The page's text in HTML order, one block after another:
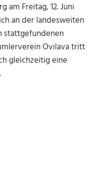
am Freitag, 12. Juni
an der landesweiten
stattgefundenen
Ovilava tritt
gleichzeitig eine